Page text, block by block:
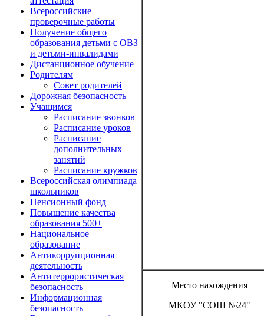
Всероссийские
проверочные работы
Получение общего
образования детьми с ОВЗ
и детьми-инвалидами
Дистанционное обучение
Родителям
Совет родителей
Дорожная безопасность
Учащимся
Расписание звонков
Расписание уроков
Расписание
дополнительных
занятий
Расписание кружков
Всероссийская олимпиада
школьников
Пенсионный фонд
Повышение качества
образования 500+
Национальное
образование
Антикоррупционная
деятельность
Антитеррористическая
безопасность
Информационная
безопасность
Место нахождения
МКОУ "СОШ №24"